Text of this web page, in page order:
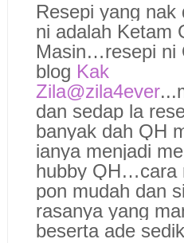
Resepi yang nak
ni adalah Ketam
Masin…resepi ni
blog Kak
Zila@zila4ever
dan sedap la
banyak dah QH
ianya menjadi
hubby QH…cara
pon mudah dan
rasanya yang
beserta ade